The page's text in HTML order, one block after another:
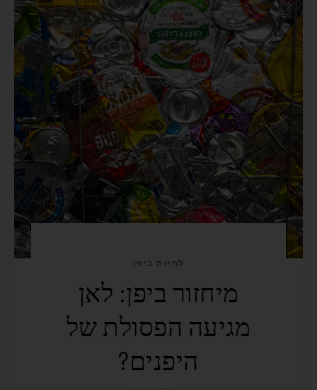
לחיות ביפן
מיחזור ביפן: לאן
מגיעה הפסולת של
היפנים?